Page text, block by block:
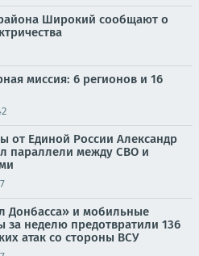
Широкий сообщают о
миссия: 6 регионов и 16
от Единой России Александр
параллели между СВО и
Донбасса» и мобильные
за неделю предотвратили 136
атак со стороны ВСУ